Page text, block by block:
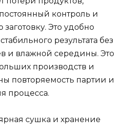
контроль и
Это удобно
результата без
и влажной середины. Это
производств и
повторяемость партии и
процесса.
сушка и хранение